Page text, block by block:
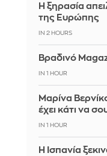
Η ξηρασία
της Ευρώπης
IN 2 HOURS
Βραδινό
IN 1 HOUR
Μαρίνα
έχει κάτι να
IN 1 HOUR
Η Ισπανία